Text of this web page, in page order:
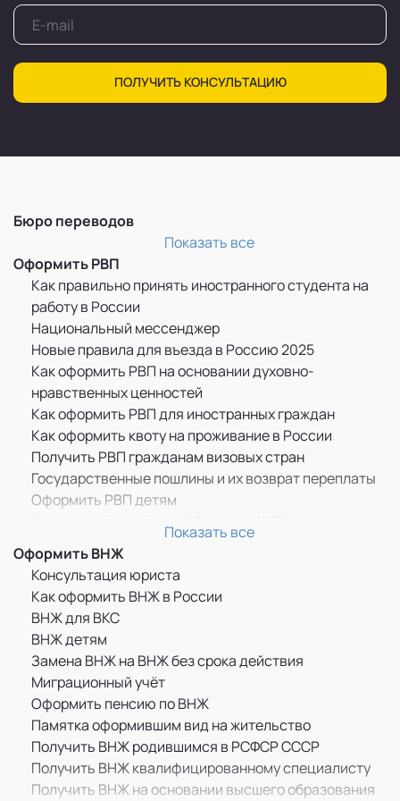
ПОЛУЧИТЬ КОНСУЛЬТАЦИЮ
Бюро переводов
Перевод и легализация документов
Показать все
Оформить РВП
Как правильно принять иностранного студента на
работу в России
Национальный мессенджер
Новые правила для въезда в Россию 2025
Как оформить РВП на основании духовно-
нравственных ценностей
Как оформить РВП для иностранных граждан
Как оформить квоту на проживание в России
Получить РВП гражданам визовых стран
Государственные пошлины и их возврат переплаты
Оформить РВП детям
ММЦ САХАРОВО
Памятка оформившим РВП
Бессрочное пребывание граждан ДНР, ЛНР и
Украины в России
РВП для граждан Казахстана
РВП для граждан Узбекистана
РВП для граждан Украины
Как оформить РВП по браку
Дактилоскопическая регистрация
РВП в целях получения образования
Продление временного пребывания иностранцев в
Показать все
Оформить ВНЖ
Консультация юриста
Как оформить ВНЖ в России
ВНЖ для ВКС
ВНЖ детям
Замена ВНЖ на ВНЖ без срока действия
Миграционный учёт
Оформить пенсию по ВНЖ
Памятка оформившим вид на жительство
Получить ВНЖ родившимся в РСФСР СССР
Получить ВНЖ квалифицированному специалисту
Получить ВНЖ на основании высшего образования